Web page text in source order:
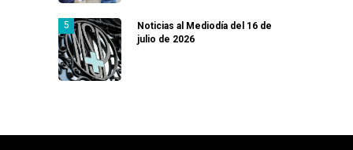
Noticias al Mediodía del 16 de
julio de 2026